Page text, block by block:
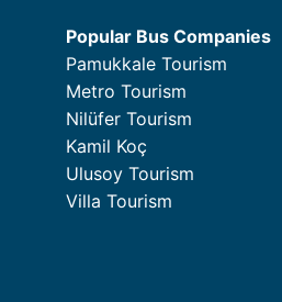
Popular Bus Companies
Pamukkale Tourism
Metro Tourism
Nilüfer Tourism
Kamil Koç
Ulusoy Tourism
Villa Tourism